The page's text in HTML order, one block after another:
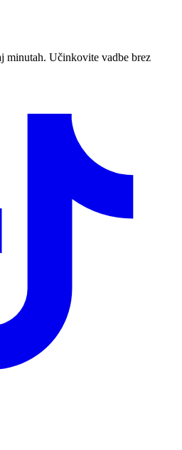
minutah. Učinkovite vadbe brez